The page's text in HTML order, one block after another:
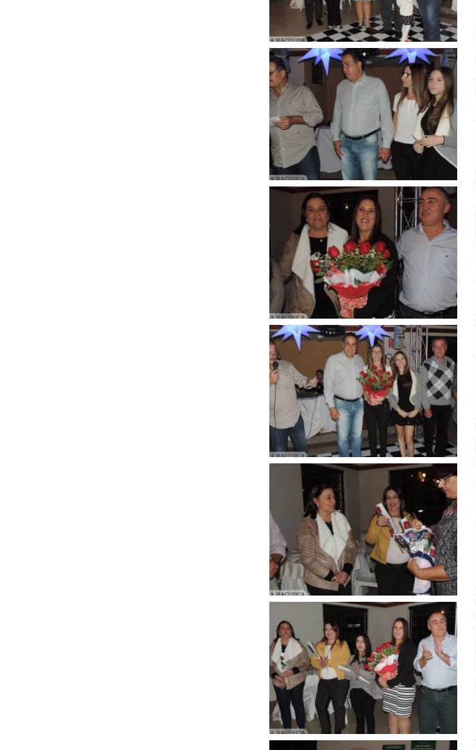
Clique
para
ampliar
Clique
para
ampliar
Clique
para
ampliar
Clique
para
ampliar
Clique
para
ampliar